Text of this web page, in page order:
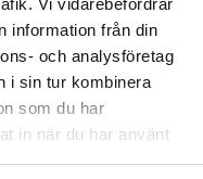
information från din
och analysföretag
i sin tur kombinera
som du har
in när du har använt